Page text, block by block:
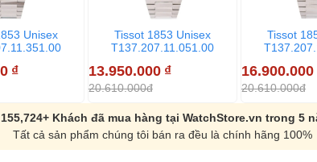
Unisex
₫
Tissot 1853 Unisex
T137.207.11.051.00
13.950.000 ₫
20.610.000đ
Tissot
16.900.000
20.610.000đ
Khách đã mua hàng tại WatchStore.vn trong 5
Tất cả sản phẩm chúng tôi bán ra đều là chính hãng 100%